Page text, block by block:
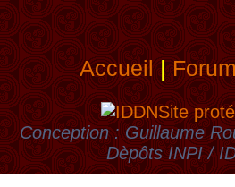
Accueil|
Site
Conception : Guillaume
Dèpôts INPI /